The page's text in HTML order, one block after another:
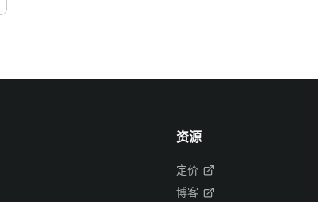
资源
定价
博客